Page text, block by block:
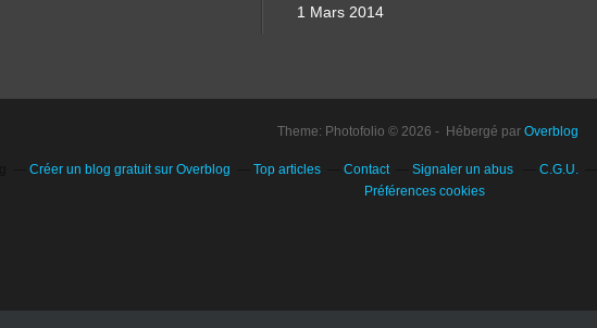
1 Mars 2014
Theme: Photofolio © 2026 - Hébergé par Overblog
Créer un blog gratuit sur Overblog Top articles Contact Signaler un abus C.G.U.
Préférences cookies